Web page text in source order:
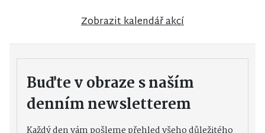
Zobrazit kalendář akcí
Buďte v obraze s naším
denním newsletterem